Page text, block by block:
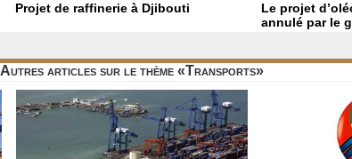
Projet de raffinerie à Djibouti
Le projet
annulé par le
Autres articles sur le thème «Transports»